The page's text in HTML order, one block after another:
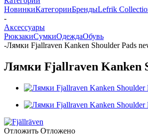
НовинкиКатегорииБрендыLefrik
-
Аксессуары
РюкзакиСумкиОдеждаОбувь
-Лямки Fjallraven Kanken Shoulder Pads
Лямки Fjallraven Kanken
Отложить Отложено